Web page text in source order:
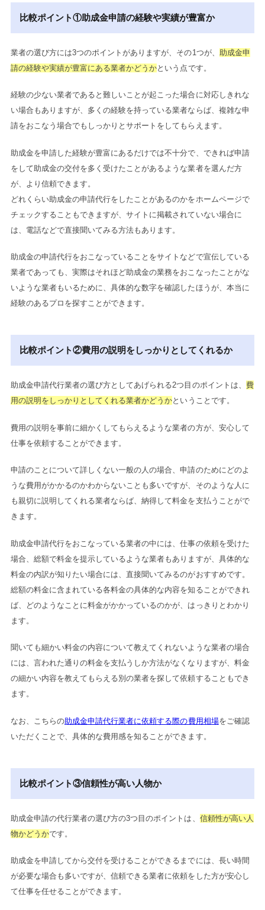
比較ポイント①助成金申請の経験や実績が豊富か
業者の選び方には3つのポイントがありますが、その1つが、 助成金申
請の経験や実績が豊富にある業者かどうかという点です。
経験の少ない業者であると難しいことが起こった場合に対応しきれな
い場合もありますが、多くの経験を持っている業者ならば、複雑な申
請をおこなう場合でもしっかりとサポートをしてもらえます。
助成金を申請した経験が豊富にあるだけでは不十分で、できれば申請
をして助成金の交付を多く受けたことがあるような業者を選んだ方
が、より信頼できます。
どれくらい助成金の申請代行をしたことがあるのかをホームページで
チェックすることもできますが、サイトに掲載されていない場合に
は、電話などで直接聞いてみる方法もあります。
助成金の申請代行をおこなっていることをサイトなどで宣伝している
業者であっても、実際はそれほど助成金の業務をおこなったことがな
いような業者もいるために、具体的な数字を確認したほうが、本当に
経験のあるプロを探すことができます。
比較ポイント②費用の説明をしっかりとしてくれるか
助成金申請代行業者の選び方としてあげられる2つ目のポイントは、 費
用の説明をしっかりとしてくれる業者かどうかということです。
費用の説明を事前に細かくしてもらえるような業者の方が、安心して
仕事を依頼することができます。
申請のことについて詳しくない一般の人の場合、申請のためにどのよ
うな費用がかかるのかわからないことも多いですが、そのような人に
も親切に説明してくれる業者ならば、納得して料金を支払うことがで
きます。
助成金申請代行をおこなっている業者の中には、仕事の依頼を受けた
場合、総額で料金を提示しているような業者もありますが、具体的な
料金の内訳が知りたい場合には、直接聞いてみるのがおすすめです。
総額の料金に含まれている各料金の具体的な内容を知ることができれ
ば、どのようなことに料金がかかっているのかが、はっきりとわかり
ます。
聞いても細かい料金の内容について教えてくれないような業者の場合
には、言われた通りの料金を支払うしか方法がなくなりますが、料金
の細かい内容を教えてもらえる別の業者を探して依頼することもでき
ます。
なお、こちらの助成金申請代行業者に依頼する際の費用相場をご確認
いただくことで、具体的な費用感を知ることができます。
比較ポイント③信頼性が高い人物か
助成金申請の代行業者の選び方の3つ目のポイントは、 信頼性が高い人
物かどうかです。
助成金を申請してから交付を受けることができるまでには、長い時間
が必要な場合も多いですが、信頼できる業者に依頼をした方が安心し
て仕事を任せることができます。